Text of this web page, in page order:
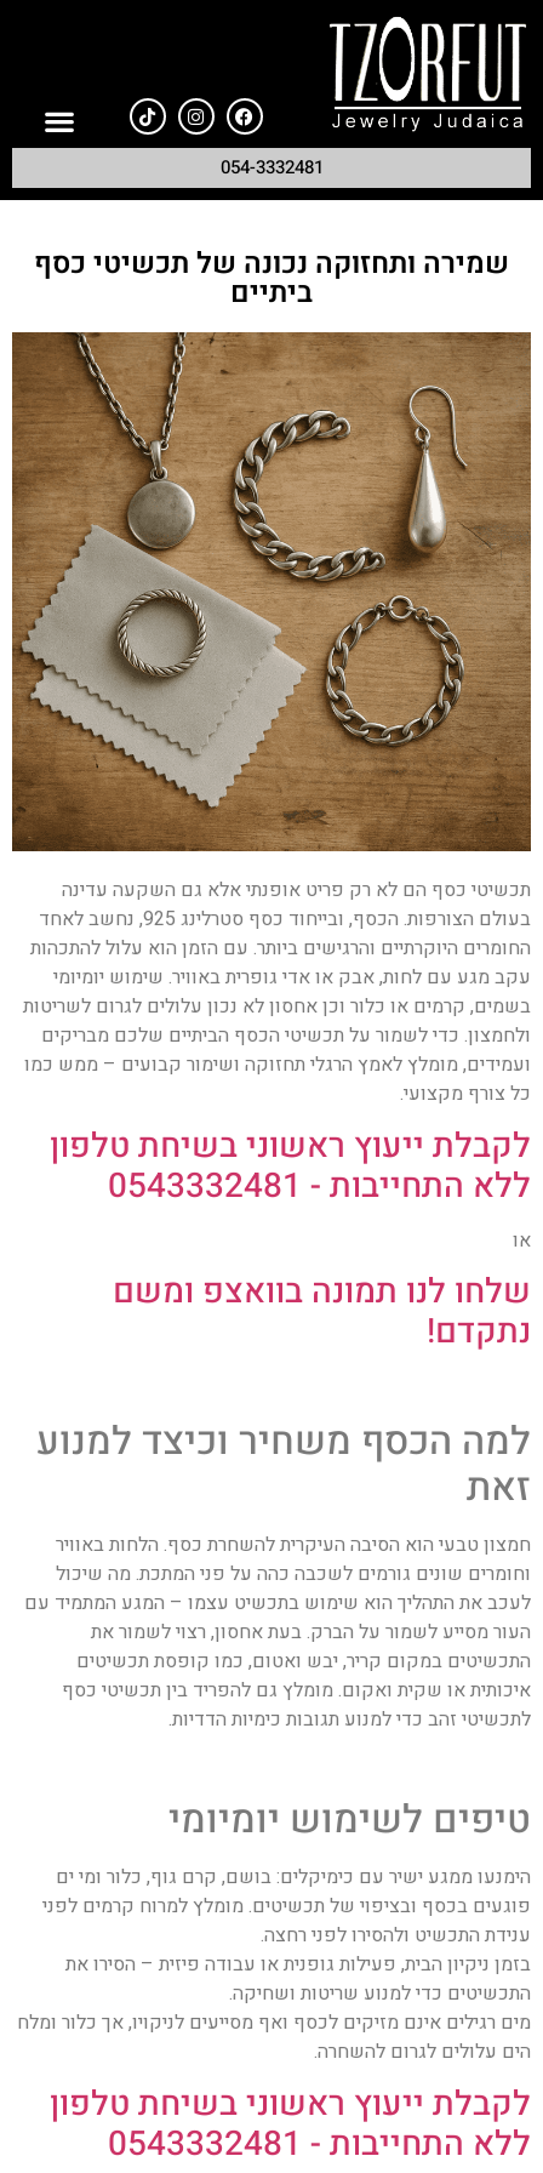
054-3332481
שמירה ותחזוקה נכונה של תכשיטי כסף
ביתיים
תכשיטי כסף הם לא רק פריט אופנתי אלא גם השקעה עדינה
בעולם הצורפות. הכסף, ובייחוד כסף סטרלינג 925, נחשב לאחד
החומרים היוקרתיים והרגישים ביותר. עם הזמן הוא עלול להתכהות
עקב מגע עם לחות, אבק או אדי גופרית באוויר. שימוש יומיומי
בשמים, קרמים או כלור וכן אחסון לא נכון עלולים לגרום לשריטות
ולחמצון. כדי לשמור על תכשיטי הכסף הביתיים שלכם מבריקים
ועמידים, מומלץ לאמץ הרגלי תחזוקה ושימור קבועים – ממש כמו
כל צורף מקצועי.
לקבלת ייעוץ ראשוני בשיחת טלפון
ללא התחייבות - 0543332481
או
שלחו לנו תמונה בוואצפ ומשם
נתקדם!
למה הכסף משחיר וכיצד למנוע
זאת
חמצון טבעי הוא הסיבה העיקרית להשחרת כסף. הלחות באוויר
וחומרים שונים גורמים לשכבה כהה על פני המתכת. מה שיכול
לעכב את התהליך הוא שימוש בתכשיט עצמו – המגע המתמיד עם
העור מסייע לשמור על הברק. בעת אחסון, רצוי לשמור את
התכשיטים במקום קריר, יבש ואטום, כמו קופסת תכשיטים
איכותית או שקית ואקום. מומלץ גם להפריד בין תכשיטי כסף
לתכשיטי זהב כדי למנוע תגובות כימיות הדדיות.
טיפים לשימוש יומיומי
הימנעו ממגע ישיר עם כימיקלים: בושם, קרם גוף, כלור ומי ים
פוגעים בכסף ובציפוי של תכשיטים. מומלץ למרוח קרמים לפני
ענידת התכשיט ולהסירו לפני רחצה.
בזמן ניקיון הבית, פעילות גופנית או עבודה פיזית – הסירו את
התכשיטים כדי למנוע שריטות ושחיקה.
מים רגילים אינם מזיקים לכסף ואף מסייעים לניקויו, אך כלור ומלח
הים עלולים לגרום להשחרה.
לקבלת ייעוץ ראשוני בשיחת טלפון
ללא התחייבות - 0543332481